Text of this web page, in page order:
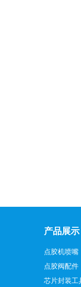
产品展示
点胶机喷嘴
点胶阀配件
芯片封装工